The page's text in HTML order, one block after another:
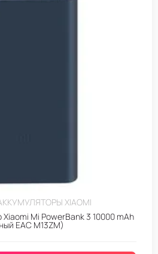
XIAOMI
Mi PowerBank 3 10000 mAh
EAC M13ZM)